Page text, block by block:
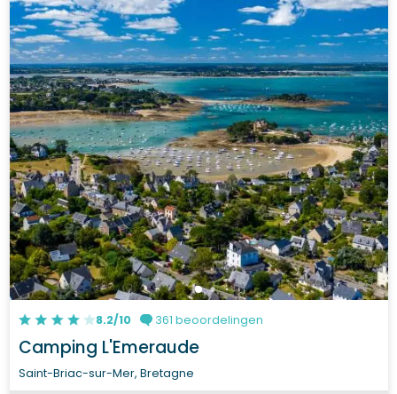
8.2/10 361 beoordelingen
Camping L'Emeraude
Saint-Briac-sur-Mer, Bretagne